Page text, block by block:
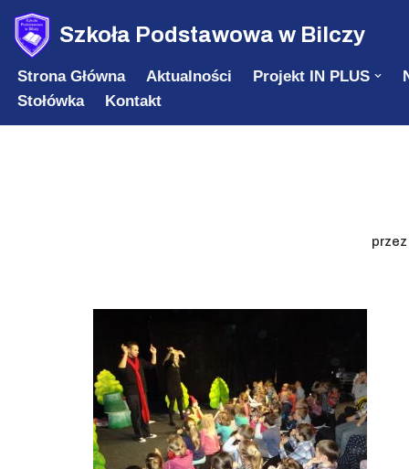
Przejdź
do
treści
Szkoła Podstawowa w Bilczy
Strona Główna Aktualności Projekt IN PLUS
Stołówka
Kontakt
przez